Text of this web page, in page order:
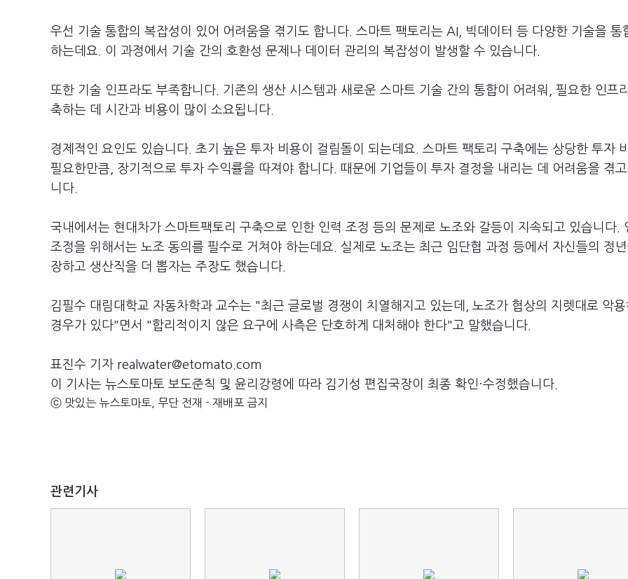
우선 기술 통합의 복잡성이 있어 어려움을 겪기도 합니다. 스마트 팩토리는 AI, 빅데이터 등 다양한 기술을 통
하는데요. 이 과정에서 기술 간의 호환성 문제나 데이터 관리의 복잡성이 발생할 수 있습니다.
또한 기술 인프라도 부족합니다. 기존의 생산 시스템과 새로운 스마트 기술 간의 통합이 어려워, 필요한 인프
축하는 데 시간과 비용이 많이 소요됩니다.
경제적인 요인도 있습니다. 초기 높은 투자 비용이 걸림돌이 되는데요. 스마트 팩토리 구축에는 상당한 투자
필요한만큼, 장기적으로 투자 수익률을 따져야 합니다. 때문에 기업들이 투자 결정을 내리는 데 어려움을 겪
니다.
국내에서는 현대차가 스마트팩토리 구축으로 인한 인력 조정 등의 문제로 노조와 갈등이 지속되고 있습니다.
조정을 위해서는 노조 동의를 필수로 거쳐야 하는데요. 실제로 노조는 최근 임단협 과정 등에서 자신들의 정
장하고 생산직을 더 뽑자는 주장도 했습니다.
김필수 대림대학교 자동차학과 교수는 "최근 글로벌 경쟁이 치열해지고 있는데, 노조가 협상의 지렛대로 악
경우가 있다"면서 "합리적이지 않은 요구에 사측은 단호하게 대처해야 한다"고 말했습니다.
표진수 기자 realwater@etomato.com
이 기사는 뉴스토마토 보도준칙 및 윤리강령에 따라 김기성 편집국장이 최종 확인·수정했습니다.
ⓒ 맛있는 뉴스토마토, 무단 전재 - 재배포 금지
관련기사